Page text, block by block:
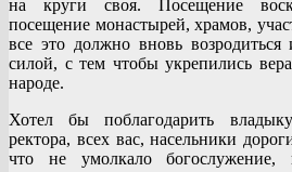
на круги своя. Посещение
посещение монастырей, храмов,
все это должно вновь
силой, с тем чтобы укрепились
народе.
Хотел бы поблагодарить
ректора, всех вас, насельники
что не умолкало богослужение,